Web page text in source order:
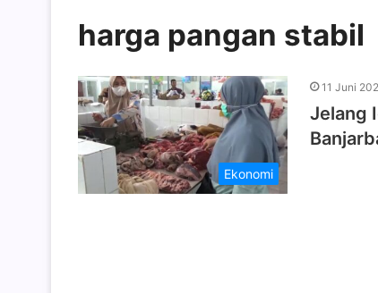
harga pangan stabil
Ekonomi
11 Juni
Jelang